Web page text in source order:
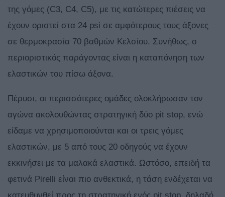
της γόμες (C3, C4, C5), με τις κατώτερες πιέσεις να
έχουν οριστεί στα 24 psi σε αμφότερους τους άξονες
σε θερμοκρασία 70 βαθμών Κελσίου. Συνήθως, ο
περιοριστικός παράγοντας είναι η καταπόνηση των
ελαστικών του πίσω άξονα.
Πέρυσι, οι περισσότερες ομάδες ολοκλήρωσαν τον
αγώνα ακολουθώντας στρατηγική δύο pit stop, ενώ
είδαμε να χρησιμοποιούνται και οι τρεις γόμες
ελαστικών, με 5 από τους 20 οδηγούς να έχουν
εκκινήσει με τα μαλακά ελαστικά. Ωστόσο, επειδή τα
φετινά Pirelli είναι πιο ανθεκτικά, η τάση ενδέχεται να